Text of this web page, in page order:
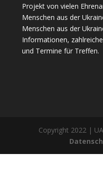
Projekt von vielen
Menschen aus der
Menschen aus der
Informationen,
und Termine für Treffen.
Copyright 2022 |